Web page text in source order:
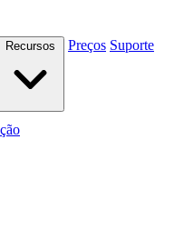
Recursos Preços Suporte